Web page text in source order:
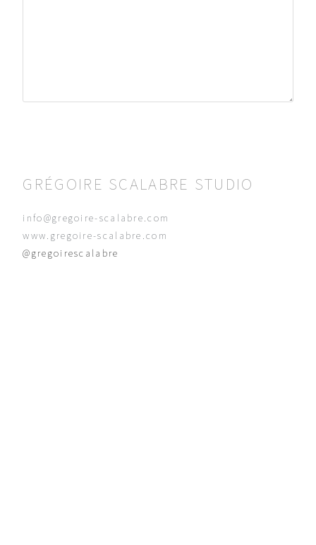
GRÉGOIRE SCALABRE STUDIO
info@gregoire-scalabre.com
www.gregoire-scalabre.com
@gregoirescalabre